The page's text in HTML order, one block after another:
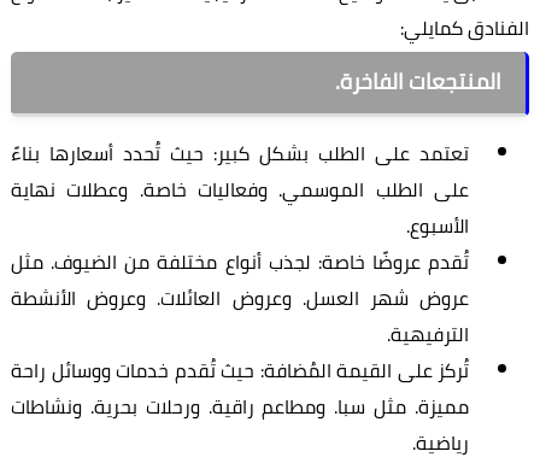
الفنادق كمايلي:
المنتجعات الفاخرة.
تعتمد على الطلب بشكل كبير: حيث تُحدد أسعارها بناءً
على الطلب الموسمي. وفعاليات خاصة. وعطلات نهاية
الأسبوع.
تُقدم عروضًا خاصة: لجذب أنواع مختلفة من الضيوف. مثل
عروض شهر العسل. وعروض العائلات. وعروض الأنشطة
الترفيهية.
تُركز على القيمة المُضافة: حيث تُقدم خدمات ووسائل راحة
مميزة. مثل سبا. ومطاعم راقية. ورحلات بحرية. ونشاطات
رياضية.